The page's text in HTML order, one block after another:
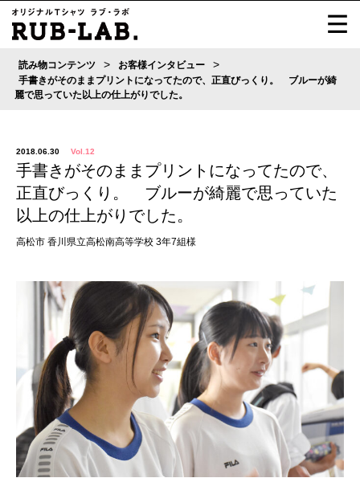
読み物コンテンツ > お客様インタビュー >
手書きがそのままプリントになってたので、正直びっくり。 ブルーが綺
麗で思っていた以上の仕上がりでした。
2018.06.30 Vol.12
手書きがそのままプリントになってたので、
正直びっくり。 ブルーが綺麗で思っていた
以上の仕上がりでした。
高松市 香川県立高松南高等学校 3年7組様